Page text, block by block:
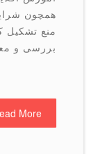
همچون شرایط
منع تشکیل کلاس
بررسی و معرفی
Read More